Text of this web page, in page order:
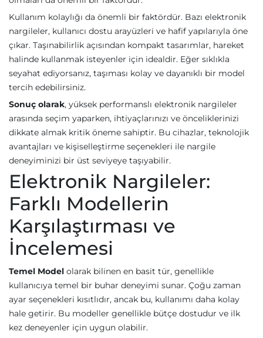
Kullanım kolaylığı da önemli bir faktördür. Bazı elektronik
nargileler, kullanıcı dostu arayüzleri ve hafif yapılarıyla öne
çıkar. Taşınabilirlik açısından kompakt tasarımlar, hareket
halinde kullanmak isteyenler için idealdir. Eğer sıklıkla
seyahat ediyorsanız, taşıması kolay ve dayanıklı bir model
tercih edebilirsiniz.
Sonuç olarak, yüksek performanslı elektronik nargileler
arasında seçim yaparken, ihtiyaçlarınızı ve önceliklerinizi
dikkate almak kritik öneme sahiptir. Bu cihazlar, teknolojik
avantajları ve kişiselleştirme seçenekleri ile nargile
deneyiminizi bir üst seviyeye taşıyabilir.
Elektronik Nargileler:
Farklı Modellerin
Karşılaştırması ve
İncelemesi
Temel Model olarak bilinen en basit tür, genellikle
kullanıcıya temel bir buhar deneyimi sunar. Çoğu zaman
ayar seçenekleri kısıtlıdır, ancak bu, kullanımı daha kolay
hale getirir. Bu modeller genellikle bütçe dostudur ve ilk
kez deneyenler için uygun olabilir.